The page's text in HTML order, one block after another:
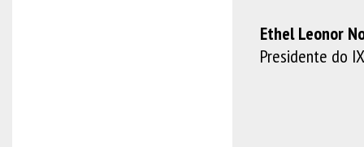
Ethel Leonor
Presidente do